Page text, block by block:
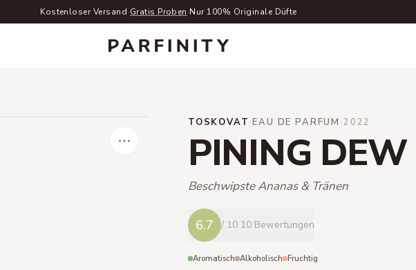
Kostenloser Versand·Gratis Proben·Nur 100% Originale Düfte
TOSKOVAT ·EAU DE PARFUM ·2022
PINING
Beschwipste Ananas & Tränen
6.7 / 10 10 Bewertungen
Aromatisch Alkoholisch Fruchtig